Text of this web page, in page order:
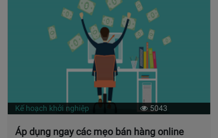
Kế hoạch khởi nghiệp 5043
Áp dụng ngay các mẹo bán hàng online